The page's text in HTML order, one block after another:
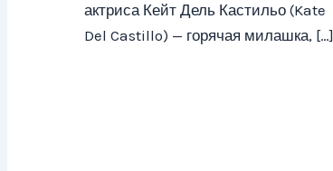
актриса Кейт Дель Кастильо (Kate
Del Castillo) — горячая милашка, […]